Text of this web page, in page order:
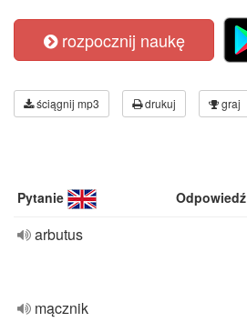
rozpocznij naukę
ściągnij mp3 drukuj graj
Pytanie Odpowiedź
arbutus
mącznik